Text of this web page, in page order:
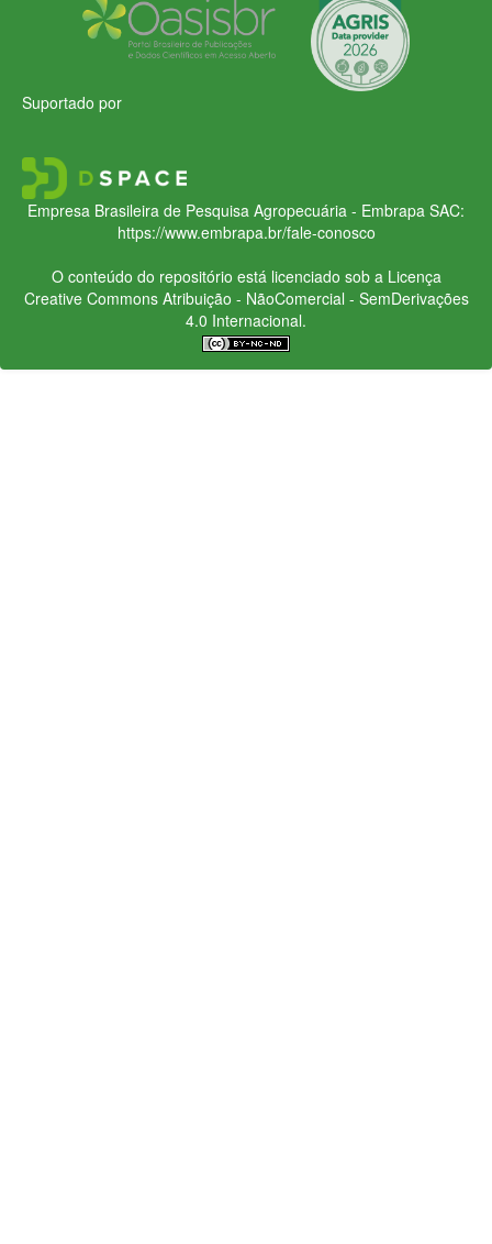
Suportado por
Empresa Brasileira de Pesquisa Agropecuária - Embrapa SAC:
https://www.embrapa.br/fale-conosco
O conteúdo do repositório está licenciado sob a Licença
Creative CommonsAtribuição - NãoComercial - SemDerivações
4.0 Internacional.